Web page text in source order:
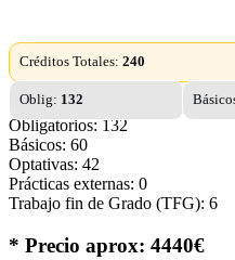
Créditos Totales: 240
Oblig: 132
Obligatorios: 132
Básicos: 60
Optativas: 42
Prácticas externas: 0
Trabajo fin de Grado (TFG): 6
* Precio aprox: 4440€